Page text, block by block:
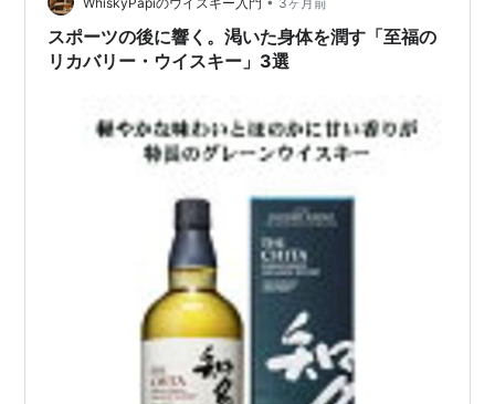
スポーツの後に響く。渇いた身体を潤す「至福の
リカバリー・ウイスキー」3選